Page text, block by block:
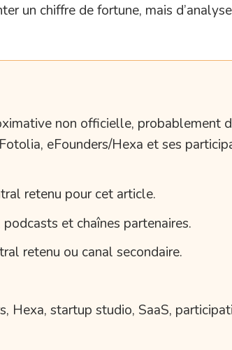
un chiffre de fortune, mais
non officielle, probablement
eFounders/Hexa et ses
retenu pour cet article.
et chaînes partenaires.
retenu ou canal secondaire.
Hexa, startup studio, SaaS,